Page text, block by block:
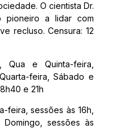
O cientista Dr.
pioneiro a lidar com
recluso. Censura: 12
e Quinta-feira,
feira, Sábado e
e 21h
feira, sessões às 16h,
Domingo, sessões às